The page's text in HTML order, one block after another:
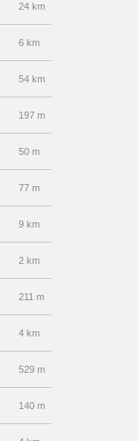
24 km
6 km
54 km
197 m
50 m
77 m
9 km
2 km
211 m
4 km
529 m
140 m